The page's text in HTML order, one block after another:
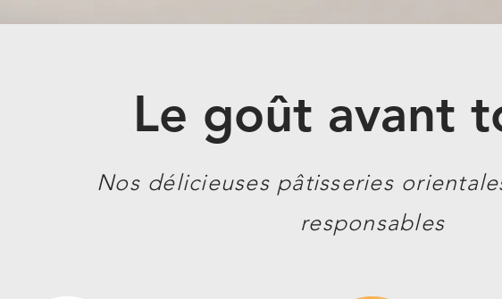
Le goût avant
Nos délicieuses pâtisseries
responsables